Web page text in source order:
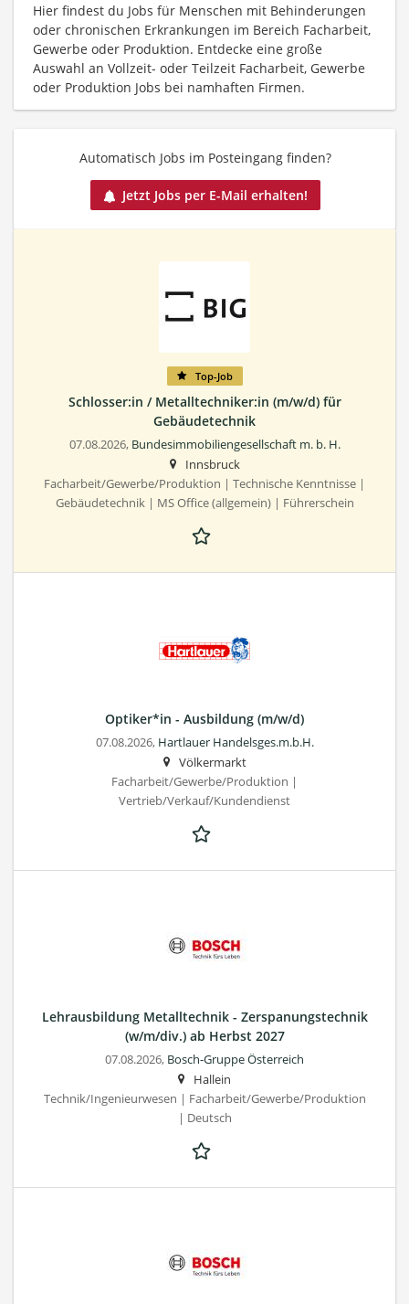
Hier findest du Jobs für Menschen mit Behinderungen
oder chronischen Erkrankungen im Bereich Facharbeit,
Gewerbe oder Produktion. Entdecke eine große
Auswahl an Vollzeit- oder Teilzeit Facharbeit, Gewerbe
oder Produktion Jobs bei namhaften Firmen.
Automatisch Jobs im Posteingang finden?
Jetzt Jobs per E-Mail erhalten!
Top-Job
Schlosser:in / Metalltechniker:in (m/w/d) für
Gebäudetechnik
07.08.2026, Bundesimmobiliengesellschaft m. b. H.
Innsbruck
Facharbeit/Gewerbe/Produktion | Technische Kenntnisse |
Gebäudetechnik | MS Office (allgemein) | Führerschein
Optiker*in - Ausbildung (m/w/d)
07.08.2026, Hartlauer Handelsges.m.b.H.
Völkermarkt
Facharbeit/Gewerbe/Produktion |
Vertrieb/Verkauf/Kundendienst
Lehrausbildung Metalltechnik - Zerspanungstechnik
(w/m/div.) ab Herbst 2027
07.08.2026, Bosch-Gruppe Österreich
Hallein
Technik/Ingenieurwesen | Facharbeit/Gewerbe/Produktion
| Deutsch